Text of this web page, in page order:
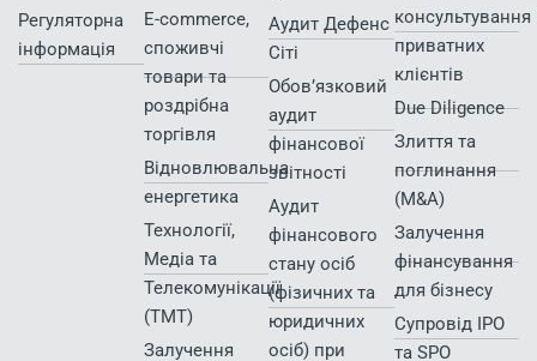
Регуляторна
інформація
E-commerce,
споживчі
товари та
роздрібна
торгівля
Відновлювальна
енергетика
Технології,
Медіа та
Телекомунікації
(TMT)
Залучення
Аудит Дефенс
Сіті
Обов’язковий
аудит
фінансової
звітності
Аудит
фінансового
стану осіб
(фізичних та
юридичних
осіб) при
консультування
приватних
клієнтів
Due Diligence
Злиття та
поглинання
(M&A)
Залучення
фінансування
для бізнесу
Супровід IPO
та SPO